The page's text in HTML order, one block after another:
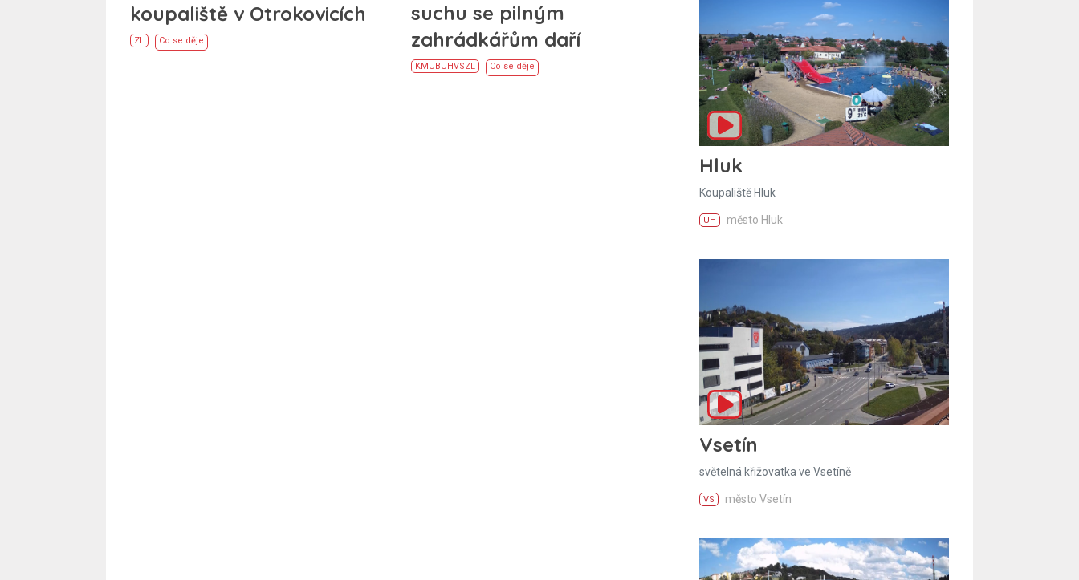
koupaliště v Otrokovicích
ZL Co se děje
suchu se pilným
zahrádkářům daří
KM UBUHVSZL Co se děje
Hluk
Koupaliště Hluk
UH město Hluk
Vsetín
světelná křižovatka ve Vsetíně
VS město Vsetín